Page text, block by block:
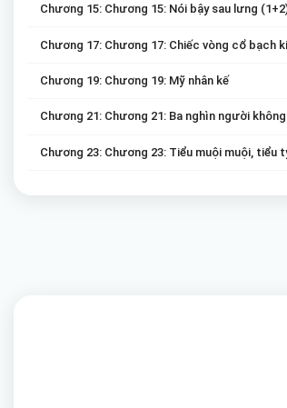
Chương 15: Chương 15: Nói bậy sau lưng
Chương 17: Chương 17: Chiếc vòng cổ bạch
Chương 19: Chương 19: Mỹ nhân kế
Chương 21: Chương 21: Ba nghìn người
Chương 23: Chương 23: Tiểu muội muội, tiểu